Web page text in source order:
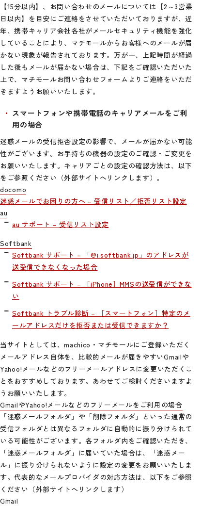
【15分以内】、お問い合わせのメールについては【2～3営業
日以内】を目安にご連絡をさせていただいておりますが、近
年、携帯キャリア会社各社がメールセキュリティ機能を強化
していることにより、マチモールからお客様へのメールが届
かない現象が報告されております。万が一、上記時間が経過
した後もメールが届かない場合は、下記をご確認いただいた
上で、マチモールお問い合わせフォームよりご連絡をいただ
きますようお願いいたします。
スマートフォンや携帯電話のキャリアメールをご利
用の場合
迷惑メールの受信拒否設定の影響で、メールが届かない可能
性がございます。お手持ちの機器の設定のご確認・ご変更を
お願いいたします。キャリアごとの設定の確認方法は、以下
をご参照ください（外部サイトへリンクします）。
docomo
迷惑メールでお困りの方へ – 受信リスト／拒否リスト設定
au
au サポート – 受信リスト設定
Softbank
Softbank サポート – 「@i.softbank.jp」のアドレスが
送受信できなくなった場合
Softbank サポート – ［iPhone］MMSの送受信ができな
い
Softbank トラブル診断 – ［スマートフォン］特定のメ
ールアドレスだけを拒否または受信できますか？
当サイトとしては、machico・マチモールにご登録いただく
メールアドレス自体を、比較的メールが届きやすいGmailや
Yahoo!メールなどのフリーメールアドレスに変更いただくこ
とをおすすめしております。あわせてご検討くださいますよ
うお願いいたします。
GmailやYahoo!メールなどのフリーメールをご利用の場合
「迷惑メールフォルダ」や「削除フォルダ」といった通常の
受信フォルダとは異なるフォルダに自動的に振り分けられて
いる可能性がございます。各フォルダ内をご確認いただき、
「迷惑メールフォルダ」に届いていた場合は、「迷惑メー
ル」に振り分けられないように設定の変更をお願いいたしま
す。代表的なメールプロバイダの対応方法は、以下をご参照
ください（外部サイトへリンクします）
Gmail